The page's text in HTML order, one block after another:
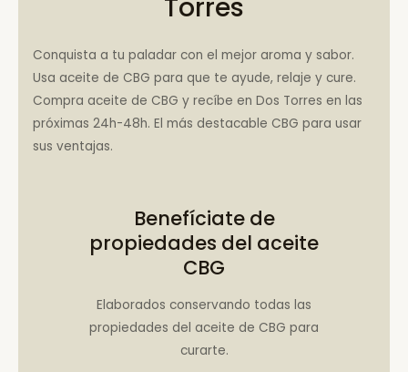
Torres
Conquista a tu paladar con el mejor aroma y sabor.
Usa aceite de CBG para que te ayude, relaje y cure.
Compra aceite de CBG y recíbe en Dos Torres en las
próximas 24h-48h. El más destacable CBG para usar
sus ventajas.
Benefíciate de
propiedades del aceite
CBG
Elaborados conservando todas las
propiedades del aceite de CBG para
curarte.